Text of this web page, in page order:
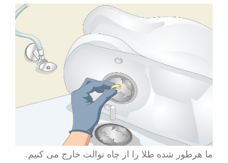
ما هرطور شده طلا را از چاه توالت خارج می کنیم.